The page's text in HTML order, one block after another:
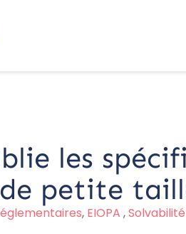
les
de petite
, EIOPA ,